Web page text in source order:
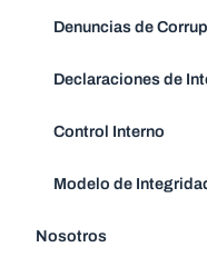
Denuncias de
Declaraciones de
Control Interno
Modelo de
Nosotros